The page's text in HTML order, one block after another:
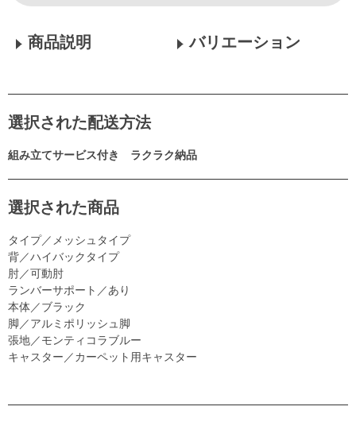
商品説明 バリエーション
選択された配送方法
組み立てサービス付き ラクラク納品
選択された商品
タイプ／メッシュタイプ
背／ハイバックタイプ
肘／可動肘
ランバーサポート／あり
本体／ブラック
脚／アルミポリッシュ脚
張地／モンティコラブルー
キャスター／カーペット用キャスター